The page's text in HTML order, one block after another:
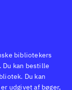
ikke
bibliotekers
Du kan bestille
Du kan
udgivet af bøger,